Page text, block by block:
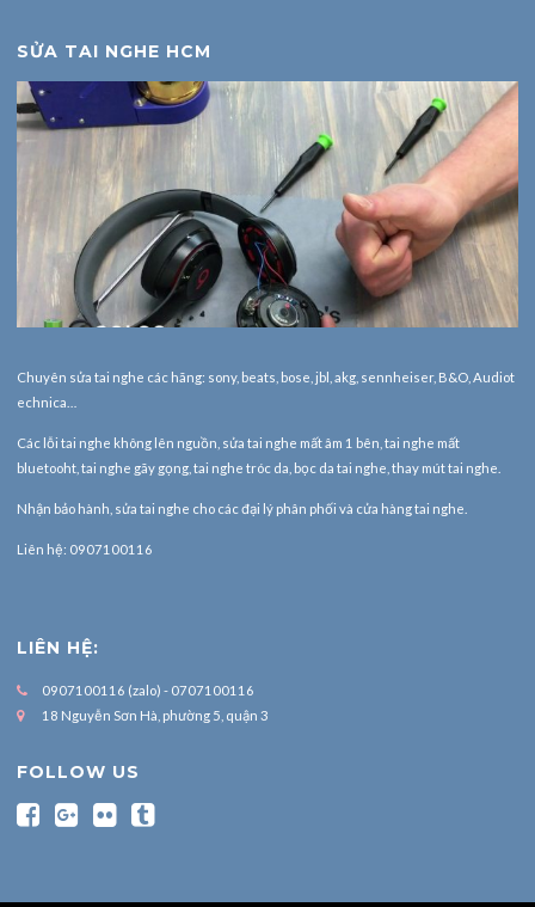
SỬA TAI NGHE HCM
Chuyên sửa tai nghe các hãng: sony, beats, bose, jbl, akg, sennheiser, B&O, Audiot
echnica…
Các lỗi tai nghe không lên nguồn, sửa tai nghe mất âm 1 bên, tai nghe mất
bluetooht, tai nghe gãy gọng, tai nghe tróc da, bọc da tai nghe, thay mút tai nghe.
Nhận bảo hành, sửa tai nghe cho các đại lý phân phối và cửa hàng tai nghe.
Liên hệ: 0907100116
LIÊN HỆ:
0907100116 (zalo) - 0707100116
18 Nguyễn Sơn Hà, phường 5, quận 3
FOLLOW US